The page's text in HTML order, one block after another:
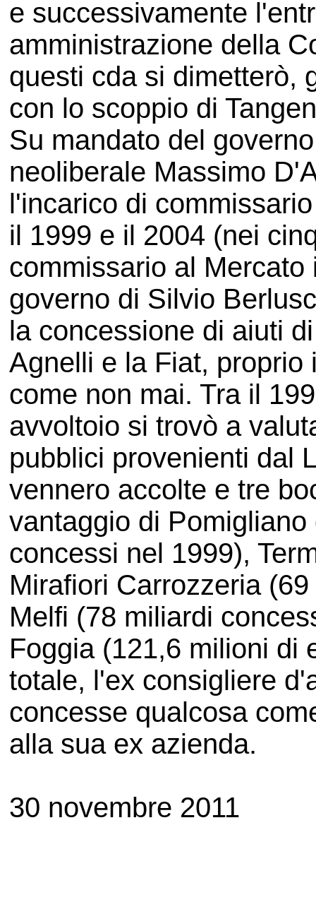
e successivamente
amministrazione della
questi cda si dimetterò,
con lo scoppio di
Su mandato del
neoliberale Massimo
l'incarico di
il 1999 e il 2004 (nei
commissario al
governo di Silvio
la concessione di aiuti
Agnelli e la Fiat,
come non mai. Tra il
avvoltoio si trovò a
pubblici provenienti dal
vennero accolte e tre
vantaggio di
concessi nel 1999),
Mirafiori Carrozzeria
Melfi (78 miliardi
Foggia (121,6 milioni di
totale, l'ex consigliere
concesse qualcosa
alla sua ex azienda.
30 novembre 2011